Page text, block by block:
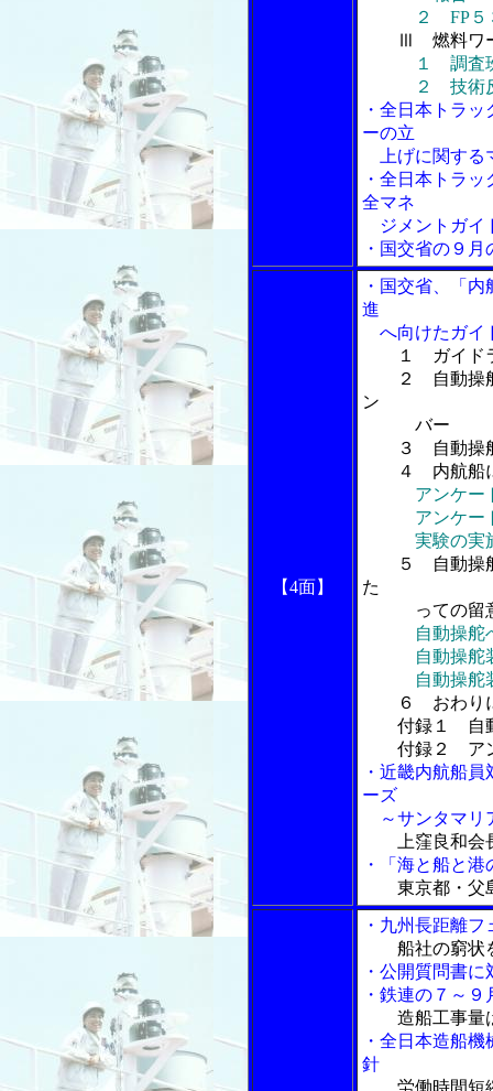
２ FP５３(
Ⅲ 燃料ワ
１ 調査
２ 技術反
・全日本トラ
ーの立
上げに関する
・全日本トラ
全マネ
ジメントガイ
・国交省の９
【4面】
・国交省、「
進
へ向けたガイ
１ ガイド
２ 自動操舵
ン
バー
３ 自動操舵
４ 内航船に
アンケー
アンケー
実験の実
５ 自動操
た
っての留
自動操舵
自動操舵装
自動操舵装
６ おわり
付録１ 自動
付録２ アン
・近畿内航船
ーズ
～サンタマリ
上窪良和
・「海と船と
東京都・
・九州長距離
船社の窮状
・公開質問書
・鉄連の７～
造船工事量
・全日本造船
針
労働時間短